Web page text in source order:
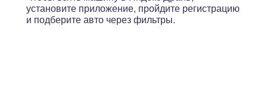
установите приложение, пройдите регистрацию
и подберите авто через фильтры.